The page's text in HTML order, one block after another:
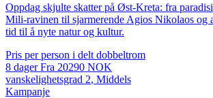
Oppdag skjulte skatter på Øst-Kreta: fra
Mili-ravinen til sjarmerende Agios Nikolaos og
tid til å nyte natur og kultur.
Pris per person i delt dobbeltrom
8 dager Fra 20290 NOK
vanskelighetsgrad 2, Middels
Kampanje